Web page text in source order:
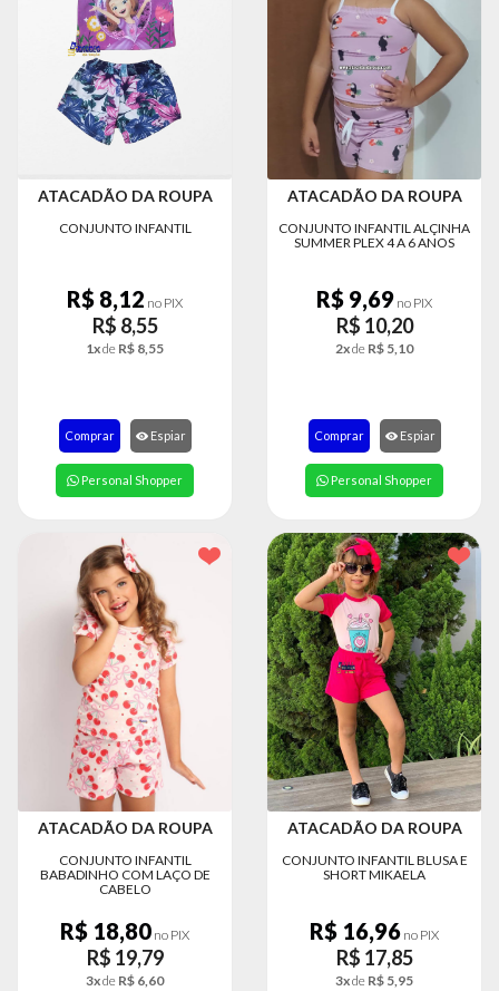
ATACADÃO DA ROUPA
CONJUNTO INFANTIL
R$ 8,12 no PIX
R$ 8,55
1xde R$ 8,55
Comprar Espiar
Personal Shopper
ATACADÃO DA ROUPA
CONJUNTO INFANTIL ALÇINHA
SUMMER PLEX 4 A 6 ANOS
R$ 9,69 no PIX
R$ 10,20
2xde R$ 5,10
Comprar Espiar
Personal Shopper
ATACADÃO DA ROUPA
CONJUNTO INFANTIL
BABADINHO COM LAÇO DE
CABELO
R$ 18,80 no PIX
R$ 19,79
3xde R$ 6,60
ATACADÃO DA ROUPA
CONJUNTO INFANTIL BLUSA E
SHORT MIKAELA
R$ 16,96 no PIX
R$ 17,85
3xde R$ 5,95